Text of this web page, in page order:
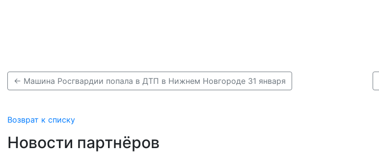
← Машина Росгвардии попала в ДТП в Нижнем Новгороде 31 января
Возврат к списку
Новости партнёров